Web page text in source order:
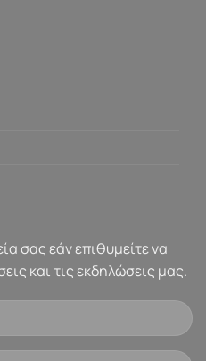
σας εάν επιθυμείτε να
και τις εκδηλώσεις μας.